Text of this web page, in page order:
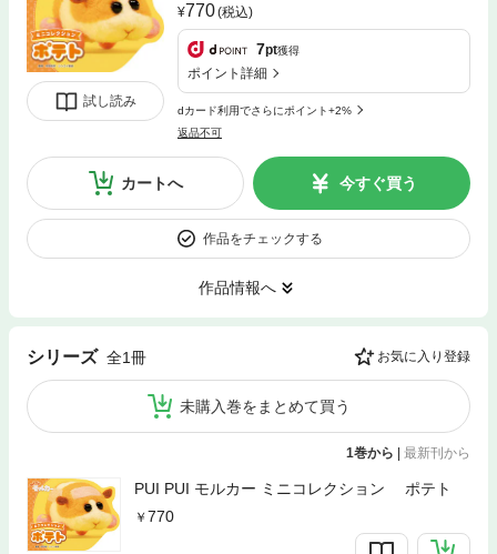
試し読み
770(税込)
7pt獲得
ポイント詳細
dカード利用でさらにポイント+2%
返品不可
カートへ 今すぐ買う
作品をチェックする
作品情報へ
シリーズ 全1冊 お気に入り登録
未購入巻をまとめて買う
1巻から 最新刊から
PUI PUI モルカー ミニコレクション ポテト
770